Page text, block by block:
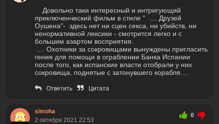
Довольно таки интересный и интригующий
приключенческий фильм в стиле " .... Друзей
Оушена"- здесь нет ни сцен секса, ни убийств, ни
ненормативной лексики - смотрится легко и с
большим азартом восприятия.
.... Охотники за сокровищами вынуждены пригласить
гения для помощи в ограблении Банка Испании
после того, как испанские власти отобрали у них
сокровища, поднятые с затонувшего корабля....
Ответить Цитата
simoha
2 октября 2021 22:53
0